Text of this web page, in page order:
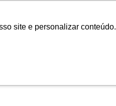
site e personalizar conteúdo.